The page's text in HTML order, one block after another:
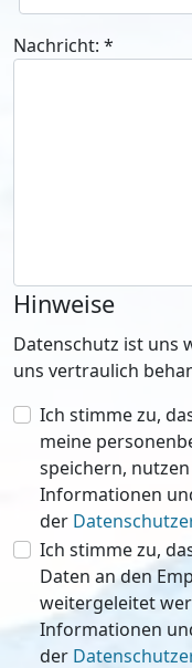
Nachricht: *
Hinweise
Datenschutz ist uns
uns vertraulich
Ich stimme zu,
meine
speichern, nutzen und verarbeiten darf. Weitere
Informationen
der
Ich stimme zu,
Daten an den
weitergeleitet werden dürfen. Weitere
Informationen
der